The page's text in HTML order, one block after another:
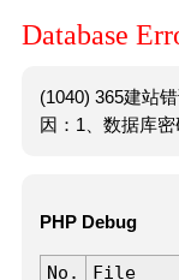
Database
(1040) 365建站
因：1、数据库
PHP Debug
No. File